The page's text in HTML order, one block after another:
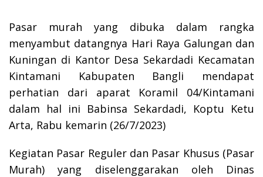
Pasar murah yang dibuka dalam rangka
menyambut datangnya Hari Raya Galungan dan
Kuningan di Kantor Desa Sekardadi Kecamatan
Kintamani Kabupaten Bangli mendapat
perhatian dari aparat Koramil 04/Kintamani
dalam hal ini Babinsa Sekardadi, Koptu Ketu
Arta, Rabu kemarin (26/7/2023)
Kegiatan Pasar Reguler dan Pasar Khusus (Pasar
Murah) yang diselenggarakan oleh Dinas